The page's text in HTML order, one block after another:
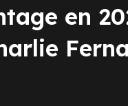
en